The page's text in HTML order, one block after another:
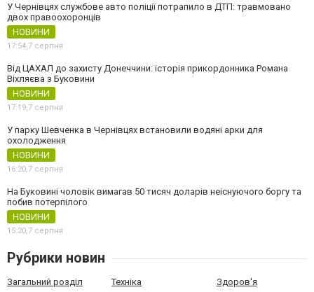
У Чернівцях службове авто поліції потрапило в ДТП: травмовано
двох правоохоронців
НОВИНИ
17:54, 7 серпня
Від ЦАХАЛ до захисту Донеччини: історія прикордонника Романа
Віхляєва з Буковини
НОВИНИ
17:19, 7 серпня
У парку Шевченка в Чернівцях встановили водяні арки для
охолодження
НОВИНИ
16:20, 7 серпня
На Буковині чоловік вимагав 50 тисяч доларів неіснуючого боргу та
побив потерпілого
НОВИНИ
15:20, 7 серпня
Рубрики новин
Загальний розділ Техніка Здоров'я